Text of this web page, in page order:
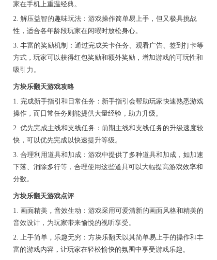
家在手机上重温经典。
2. 解压益智的趣味玩法：游戏操作简单易上手，但又极具挑战
性，适合各年龄段玩家在闲暇时放松身心。
3. 丰富的奖励机制：通过完成关卡任务、观看广告、签到打卡等
方式，玩家可以获得红包奖励和额外奖励，增加游戏的可玩性和
吸引力。
方块乐翻天游戏攻略
1. 完成新手指引和日常任务：新手指引会帮助玩家快速熟悉游戏
操作，而日常任务则能提供大量经验，助力升级。
2. 优先完成主线和支线任务：前期主线和支线任务的升级速度较
快，可以优先完成以快速提升等级。
3. 合理利用道具和加成：游戏中提供了多种道具和加成，如加速
下落、消除多行等，合理使用这些道具可以大幅提高游戏效率和
分数。
方块乐翻天游戏点评
1. 画面精美，音效生动：游戏采用可爱清新的画面风格和精美的
音效设计，为玩家带来愉悦的视听享受。
2. 上手简单，乐趣无穷：方块乐翻天以其简单易上手的操作和丰
富的游戏内容，让玩家在轻松愉快的氛围中享受游戏乐趣。